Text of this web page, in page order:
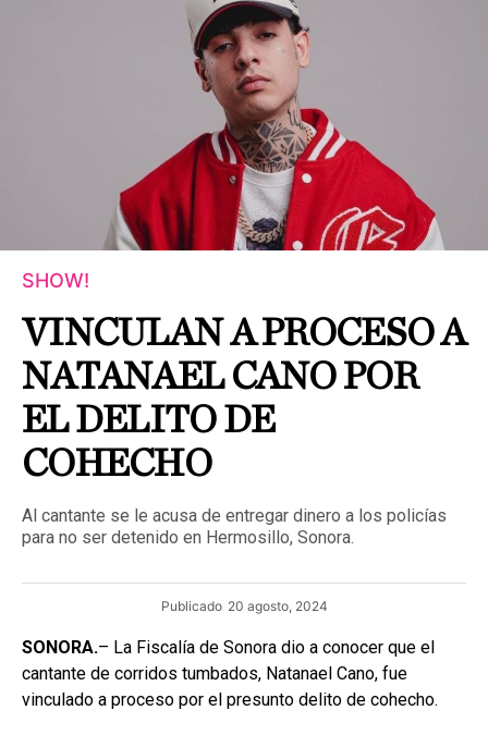
SHOW!
VINCULAN A PROCESO A
NATANAEL CANO POR
EL DELITO DE
COHECHO
Al cantante se le acusa de entregar dinero a los policías
para no ser detenido en Hermosillo, Sonora.
Publicado 20 agosto, 2024
SONORA.– La Fiscalía de Sonora dio a conocer que el
cantante de corridos tumbados, Natanael Cano, fue
vinculado a proceso por el presunto delito de cohecho.